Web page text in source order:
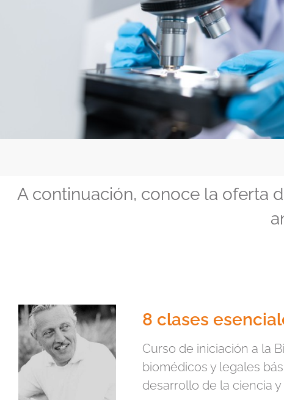
A continuación, conoce la oferta
8 clases
Curso de iniciación a la
biomédicos y legales
desarrollo de la ciencia